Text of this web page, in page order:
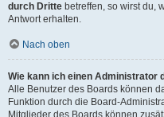
durch Dritte betreffen, so wirst du,
Antwort erhalten.
Nach oben
Wie kann ich einen Administrator
Alle Benutzer des Boards können
Funktion durch die Board-
Mitglieder des Boards können